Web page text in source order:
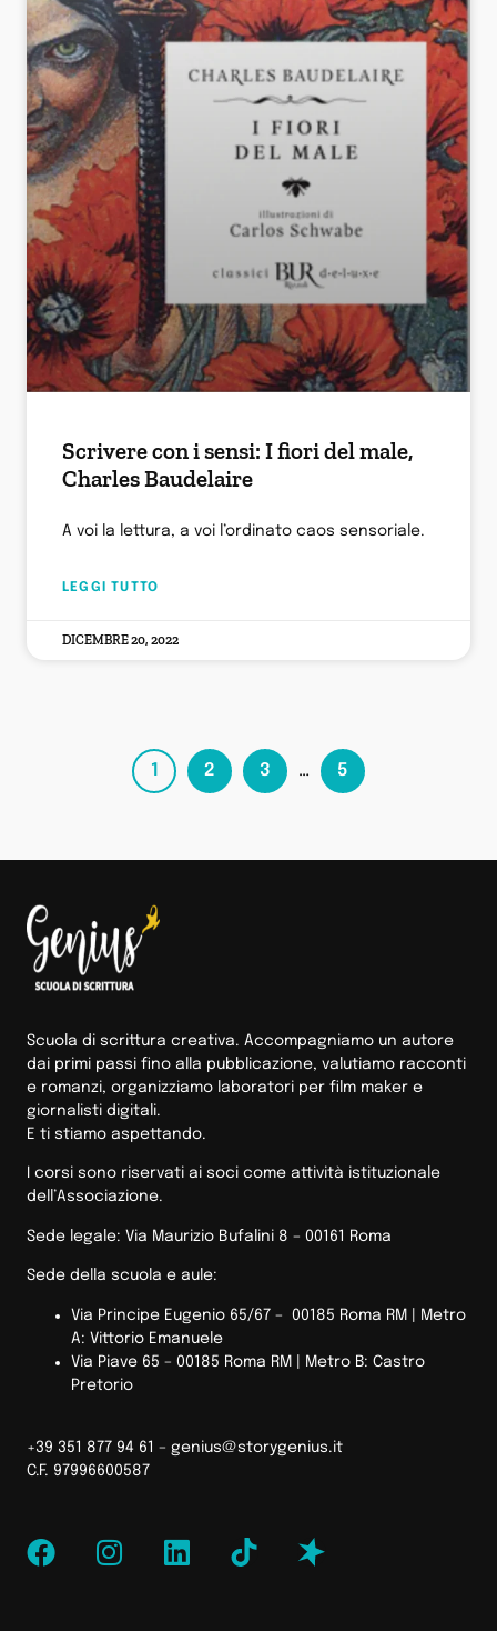
Scrivere con i sensi: I fiori del male,
Charles Baudelaire
A voi la lettura, a voi l’ordinato caos sensoriale.
LEGGI TUTTO
DICEMBRE 20, 2022
1 2 3 … 5
Scuola di scrittura creativa. Accompagniamo un autore
dai primi passi fino alla pubblicazione, valutiamo racconti
e romanzi, organizziamo laboratori per film maker e
giornalisti digitali.
E ti stiamo aspettando.
I corsi sono riservati ai soci come attività istituzionale
dell’Associazione.
Sede legale: Via Maurizio Bufalini 8 – 00161 Roma
Sede della scuola e aule:
Via Principe Eugenio 65/67 – 00185 Roma RM |
Metro
A: Vittorio Emanuele
Via Piave 65 – 00185 Roma RM | Metro B: Castro
Pretorio
+39 351 877 94 61 – genius@storygenius.it
C.F. 97996600587